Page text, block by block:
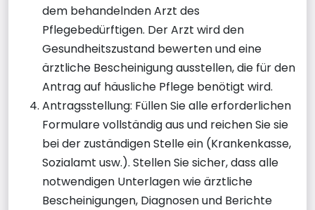
dem behandelnden Arzt des
Pflegebedürftigen. Der Arzt wird den
Gesundheitszustand bewerten und eine
ärztliche Bescheinigung ausstellen, die für den
Antrag auf häusliche Pflege benötigt wird.
Antragsstellung: Füllen Sie alle erforderlichen
Formulare vollständig aus und reichen Sie sie
bei der zuständigen Stelle ein (Krankenkasse,
Sozialamt usw.). Stellen Sie sicher, dass alle
notwendigen Unterlagen wie ärztliche
Bescheinigungen, Diagnosen und Berichte